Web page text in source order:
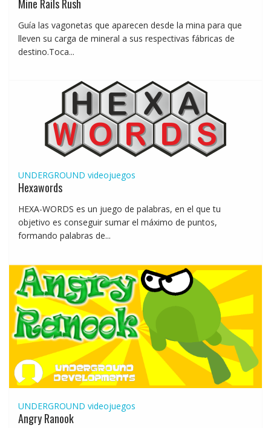
Mine Rails Rush
Guía las vagonetas que aparecen desde la mina para que
lleven su carga de mineral a sus respectivas fábricas de
destino.Toca...
UNDERGROUND videojuegos
Hexawords
HEXA-WORDS es un juego de palabras, en el que tu
objetivo es conseguir sumar el máximo de puntos,
formando palabras de...
UNDERGROUND videojuegos
Angry Ranook